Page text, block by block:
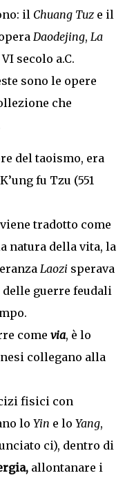
il Chuang Tuz e il
Daodejing, La
VI secolo a.C.
sono le opere
che
del taoismo, era
fu Tzu (551
tradotto come
natura della vita, la
Laozi sperava
guerre feudali
come via, è lo
collegano alla
fisici con
lo Yin e lo Yang,
ci), dentro di
allontanare i